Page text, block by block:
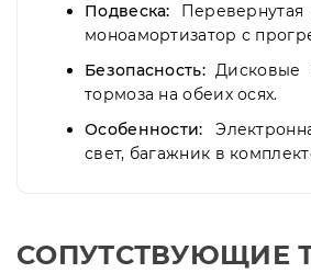
Подвеска:
моноамортизатор с
Безопасность:Дисковые
тормоза на обеих осях.
Особенности:
свет, багажник в
СОПУТСТВУЮЩИЕ